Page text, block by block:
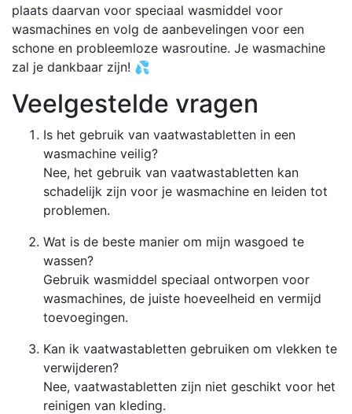
plaats daarvan voor speciaal wasmiddel voor
wasmachines en volg de aanbevelingen voor een
schone en probleemloze wasroutine. Je wasmachine
zal je dankbaar zijn! 💦
Veelgestelde vragen
Is het gebruik van vaatwastabletten in een
wasmachine veilig?
Nee, het gebruik van vaatwastabletten kan
schadelijk zijn voor je wasmachine en leiden tot
problemen.
Wat is de beste manier om mijn wasgoed te
wassen?
Gebruik wasmiddel speciaal ontworpen voor
wasmachines, de juiste hoeveelheid en vermijd
toevoegingen.
Kan ik vaatwastabletten gebruiken om vlekken te
verwijderen?
Nee, vaatwastabletten zijn niet geschikt voor het
reinigen van kleding.